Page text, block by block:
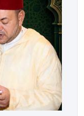
والوثائق. وأفاد
السعد، بأن […]